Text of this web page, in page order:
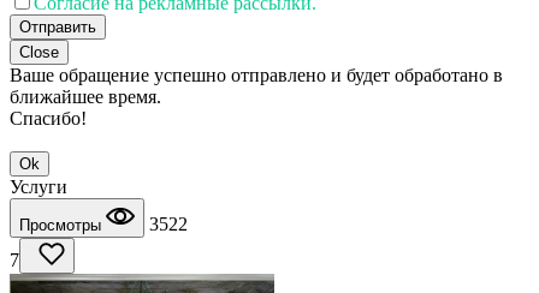
Отправить
Close
Ваше обращение успешно отправлено и будет обработано в
ближайшее время.
Спасибо!
Ok
Услуги
Просмотры
3522
7